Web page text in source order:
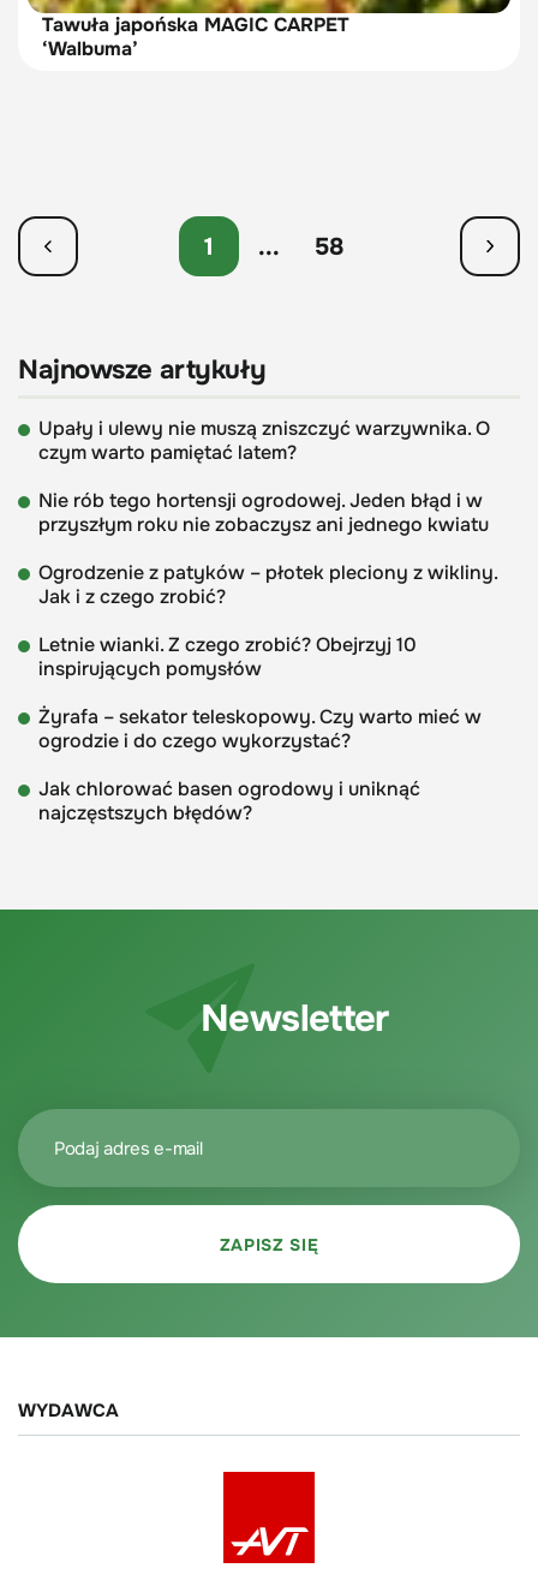
Tawuła japońska MAGIC CARPET
‘Walbuma’
1 ... 58
Najnowsze artykuły
Upały i ulewy nie muszą zniszczyć warzywnika. O
czym warto pamiętać latem?
Nie rób tego hortensji ogrodowej. Jeden błąd i w
przyszłym roku nie zobaczysz ani jednego kwiatu
Ogrodzenie z patyków – płotek pleciony z wikliny.
Jak i z czego zrobić?
Letnie wianki. Z czego zrobić? Obejrzyj 10
inspirujących pomysłów
Żyrafa – sekator teleskopowy. Czy warto mieć w
ogrodzie i do czego wykorzystać?
Jak chlorować basen ogrodowy i uniknąć
najczęstszych błędów?
Newsletter
WYDAWCA